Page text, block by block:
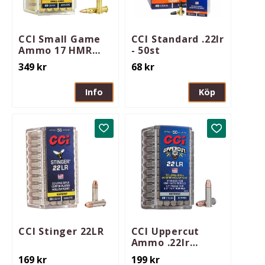
CCI Small Game
Ammo 17 HMR
FMJ 20gr 50st
349 kr
Info
CCI Standard .22lr
- 50st
68kr
Köp
CCI Stinger 22LR
169 kr
Lägg till i favoriter
CCI Uppercut
Ammo .22lr
Jacketed HP 32gr
199kr
Lägg till i